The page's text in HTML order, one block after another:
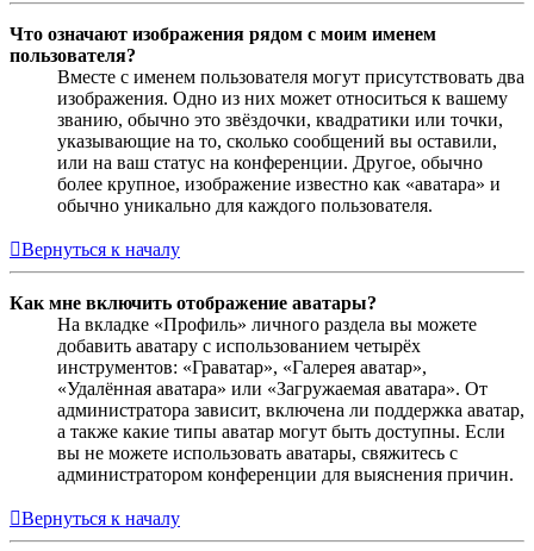
Что означают изображения рядом с моим именем
пользователя?
Вместе с именем пользователя могут присутствовать два
изображения. Одно из них может относиться к вашему
званию, обычно это звёздочки, квадратики или точки,
указывающие на то, сколько сообщений вы оставили,
или на ваш статус на конференции. Другое, обычно
более крупное, изображение известно как «аватара» и
обычно уникально для каждого пользователя.
Вернуться к началу
Как мне включить отображение аватары?
На вкладке «Профиль» личного раздела вы можете
добавить аватару с использованием четырёх
инструментов: «Граватар», «Галерея аватар»,
«Удалённая аватара» или «Загружаемая аватара». От
администратора зависит, включена ли поддержка аватар,
а также какие типы аватар могут быть доступны. Если
вы не можете использовать аватары, свяжитесь с
администратором конференции для выяснения причин.
Вернуться к началу